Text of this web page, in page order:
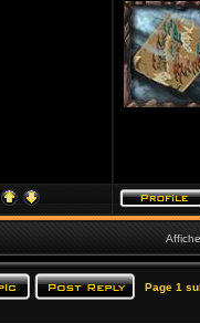
Page 1